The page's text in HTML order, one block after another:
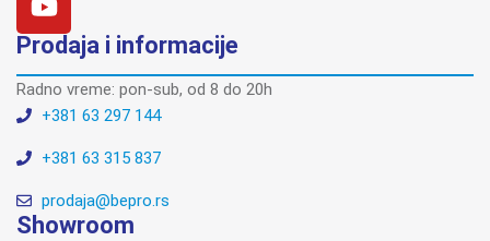
Prodaja i informacije
Radno vreme: pon-sub, od 8 do 20h
+381 63 297 144
+381 63 315 837
prodaja@bepro.rs
Showroom